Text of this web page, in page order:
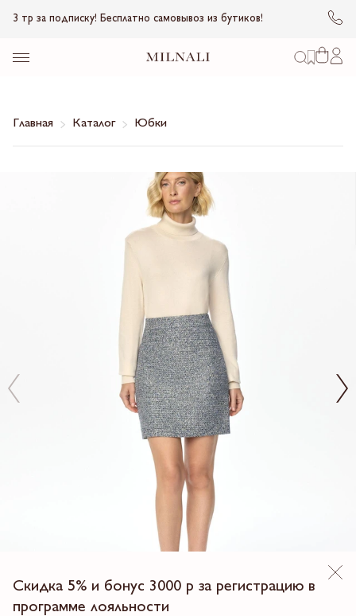
3 тр за подписку! Бесплатно самовывоз из бутиков!
Скидка 5% и бонус 3000 р за регистрацию в
программе лояльности
Главная Каталог Юбки